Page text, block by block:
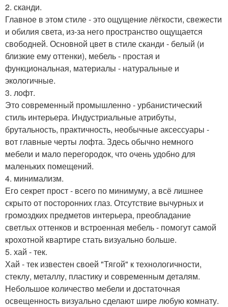
2. сканди.
Главное в этом стиле - это ощущение лёгкости, свежести
и обилия света, из-за него пространство ощущается
свободней. Основной цвет в стиле сканди - белый (и
близкие ему оттенки), мебель - простая и
функциональная, материалы - натуральные и
экологичные.
3. лофт.
Это современный промышленно - урбанистический
стиль интерьера. Индустриальные атрибуты,
брутальность, практичность, необычные аксессуары -
вот главные черты лофта. Здесь обычно немного
мебели и мало перегородок, что очень удобно для
маленьких помещений.
4. минимализм.
Его секрет прост - всего по минимуму, а всё лишнее
скрыто от посторонних глаз. Отсутствие вычурных и
громоздких предметов интерьера, преобладание
светлых оттенков и встроенная мебель - помогут самой
крохотной квартире стать визуально больше.
5. хай - тек.
Хай - тек известен своей "Тягой" к технологичности,
стеклу, металлу, пластику и современным деталям.
Небольшое количество мебели и достаточная
освещенность визуально сделают шире любую комнату.